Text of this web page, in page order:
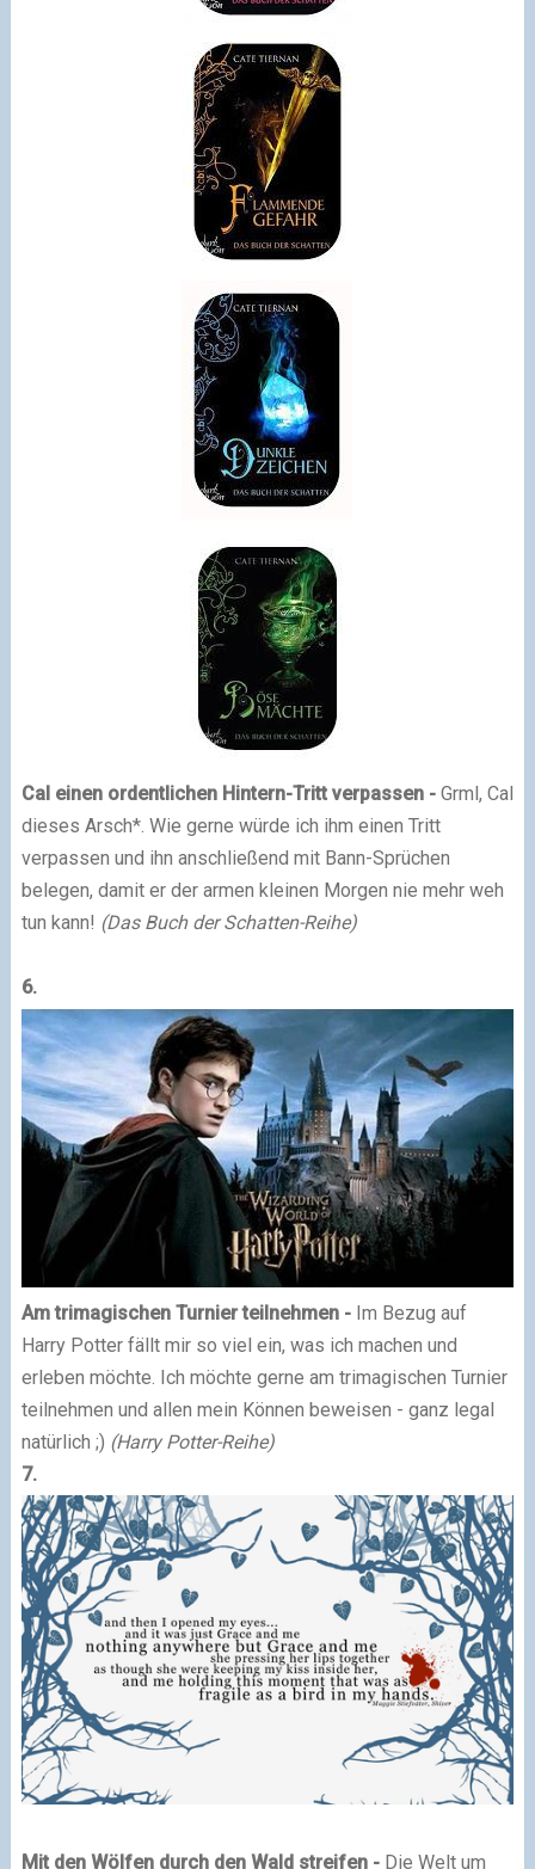
Cal einen ordentlichen Hintern-Tritt verpassen - Grml, Cal
dieses Arsch*. Wie gerne würde ich ihm einen Tritt
verpassen und ihn anschließend mit Bann-Sprüchen
belegen, damit er der armen kleinen Morgen nie mehr weh
tun kann! (Das Buch der Schatten-Reihe)
6.
Am trimagischen Turnier teilnehmen - Im Bezug auf
Harry Potter fällt mir so viel ein, was ich machen und
erleben möchte. Ich möchte gerne am trimagischen Turnier
teilnehmen und allen mein Können beweisen - ganz legal
natürlich ;) (Harry Potter-Reihe)
7.
Mit den Wölfen durch den Wald streifen - Die Welt um